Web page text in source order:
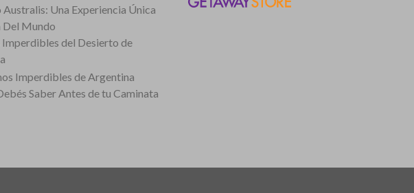
Australis: Una Experiencia Única
Del Mundo
Imperdibles del Desierto de
Imperdibles de Argentina
Saber Antes de tu Caminata